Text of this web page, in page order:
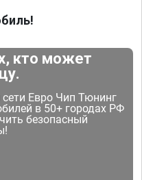
кто может
Евро Чип Тюнинг
в 50+ городах РФ
безопасный